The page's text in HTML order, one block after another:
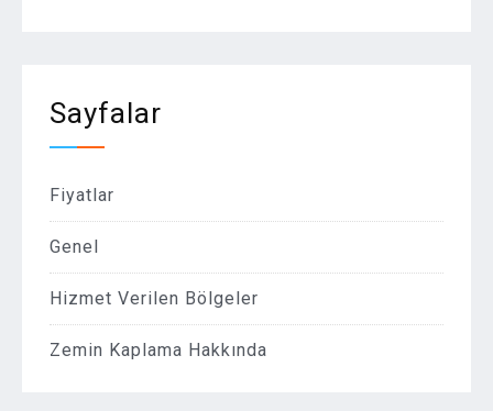
Sayfalar
Fiyatlar
Genel
Hizmet Verilen Bölgeler
Zemin Kaplama Hakkında